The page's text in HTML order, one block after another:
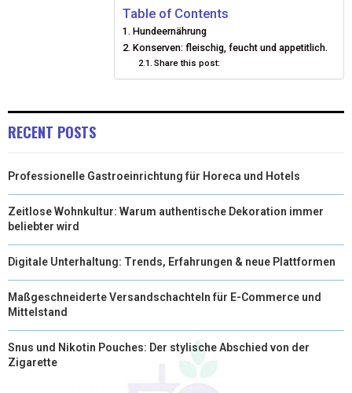
B
O
O
Table of Contents
Hundeernährung
Konserven: fleischig, feucht und appetitlich.
Share this post:
RECENT POSTS
Professionelle Gastroeinrichtung für Horeca und Hotels
Zeitlose Wohnkultur: Warum authentische Dekoration immer
beliebter wird
Digitale Unterhaltung: Trends, Erfahrungen & neue Plattformen
Maßgeschneiderte Versandschachteln für E-Commerce und
Mittelstand
Snus und Nikotin Pouches: Der stylische Abschied von der
Zigarette